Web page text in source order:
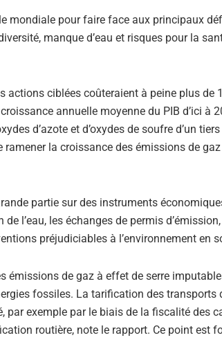
mondiale pour faire face aux principaux
manque d’eau et risques pour la
actions ciblées coûteraient à peine plus de
annuelle moyenne du PIB d’ici à
d’azote et d’oxydes de soufre d’un
la croissance des émissions de
partie sur des instruments
l’eau, les échanges de permis
préjudiciables à l’environnement en
de gaz à effet de serre
fossiles. La tarification des
par exemple par le biais de la fiscalité des
routière, note le rapport. Ce point est